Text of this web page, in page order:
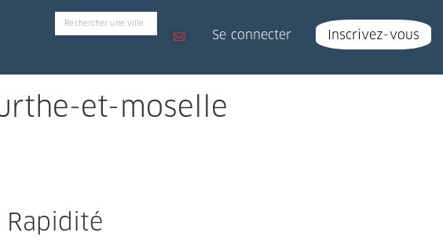
Se connecter Inscrivez-vous
et-moselle
Rapidité